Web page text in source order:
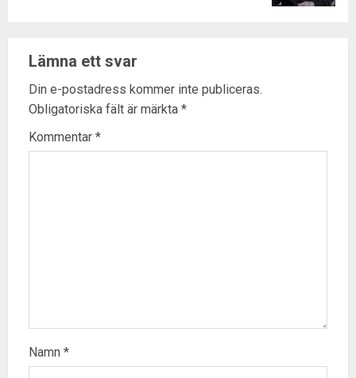
Lämna ett svar
Din e-postadress kommer inte publiceras.
Obligatoriska fält är märkta *
Kommentar *
Namn *